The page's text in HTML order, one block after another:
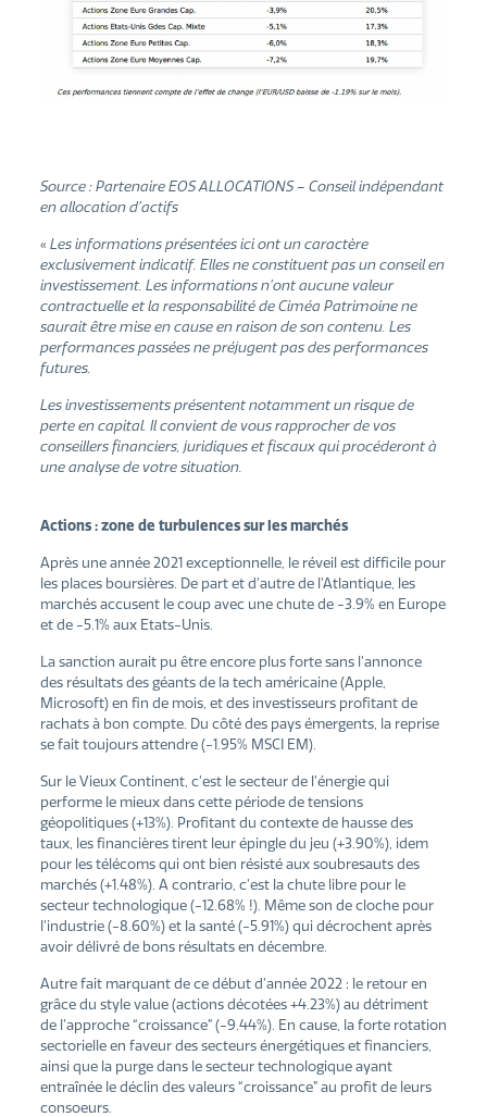
Source : Partenaire EOS ALLOCATIONS – Conseil indépendant
en allocation d’actifs
« Les informations présentées ici ont un caractère
exclusivement indicatif. Elles ne constituent pas un conseil en
investissement. Les informations n’ont aucune valeur
contractuelle et la responsabilité de Ciméa Patrimoine ne
saurait être mise en cause en raison de son contenu. Les
performances passées ne préjugent pas des performances
futures.
Les investissements présentent notamment un risque de
perte en capital. Il convient de vous rapprocher de vos
conseillers financiers, juridiques et fiscaux qui procéderont à
une analyse de votre situation.
Actions : zone de turbulences sur les marchés
Après une année 2021 exceptionnelle, le réveil est difficile pour
les places boursières. De part et d’autre de l’Atlantique, les
marchés accusent le coup avec une chute de -3.9% en Europe
et de -5.1% aux Etats-Unis.
La sanction aurait pu être encore plus forte sans l’annonce
des résultats des géants de la tech américaine (Apple,
Microsoft) en fin de mois, et des investisseurs profitant de
rachats à bon compte. Du côté des pays émergents, la reprise
se fait toujours attendre (-1.95% MSCI EM).
Sur le Vieux Continent, c’est le secteur de l’énergie qui
performe le mieux dans cette période de tensions
géopolitiques (+13%). Profitant du contexte de hausse des
taux, les financières tirent leur épingle du jeu (+3.90%), idem
pour les télécoms qui ont bien résisté aux soubresauts des
marchés (+1.48%). A contrario, c’est la chute libre pour le
secteur technologique (-12.68% !). Même son de cloche pour
l’industrie (-8.60%) et la santé (-5.91%) qui décrochent après
avoir délivré de bons résultats en décembre.
Autre fait marquant de ce début d’année 2022 : le retour en
grâce du style value (actions décotées +4.23%) au détriment
de l’approche “croissance” (-9.44%). En cause, la forte rotation
sectorielle en faveur des secteurs énergétiques et financiers,
ainsi que la purge dans le secteur technologique ayant
entraînée le déclin des valeurs “croissance” au profit de leurs
consoeurs.